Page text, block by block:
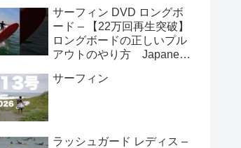
サーフィン DVD ロングボ
ード – 【22万回再生突破】
ロングボードの正しいプル
アウトのやり方 Japanese
ロングボード #shorts
サーフィン
ラッシュガード レディス –